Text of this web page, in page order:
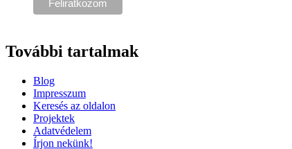
További tartalmak
Blog
Impresszum
Keresés az oldalon
Projektek
Adatvédelem
Írjon nekünk!